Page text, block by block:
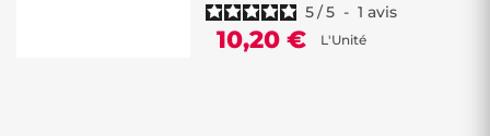
5/5 - 1 avis
10,20 € L'Unité